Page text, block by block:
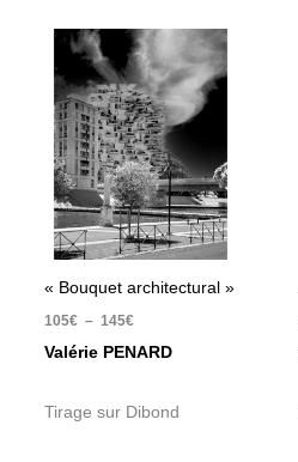
« Bouquet architectural »
105€ – 145€
Plage
de
prix :
105€
à
145€
Valérie PENARD
Tirage sur Dibond